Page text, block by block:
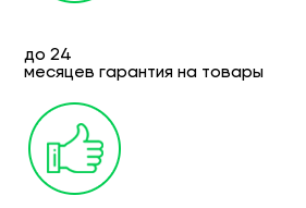
до 24
месяцев гарантия на товары